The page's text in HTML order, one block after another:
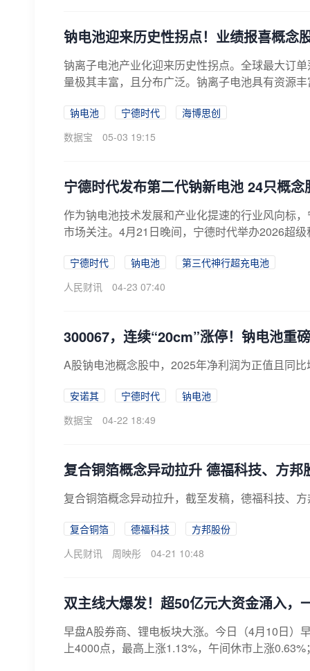
钠电池迎来历史性拐点！业绩报喜概念
钠离子电池产业化迎来历史性拐点。全球最大订
量极其丰富，且分布广泛。钠离子电池具有资源
钠电池 宁德时代
海博思创
数据宝
05-03 19:15
宁德时代发布第二代钠新电池 24只概念
作为钠电池技术发展和产业化提速的行业风向标
市场关注。4月21日晚间，宁德时代举办2026超
宁德时代 钠电池
第三代神行超充电池
人民财讯
04-23 07:40
300067，连续“20cm”涨停！钠电池重
A股钠电池概念股中，2025年净利润为正值且同
安诺其 宁德时代
钠电池
数据宝
04-22 18:49
复合铜箔概念异动拉升 德福科技、方邦
复合铜箔概念异动拉升，截至发稿，德福科技、
复合铜箔 德福科技
方邦股份
人民财讯
周映彤 04-21 10:48
双主线大爆发！超50亿元大资金涌入，
早盘A股券商、锂电板块大涨。今日（4月10日）
上4000点，最高上涨1.13%，午间休市上涨